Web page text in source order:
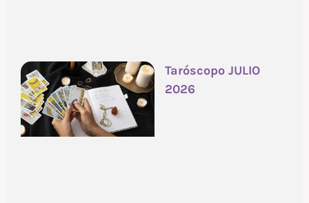
Taróscopo JULIO
2026